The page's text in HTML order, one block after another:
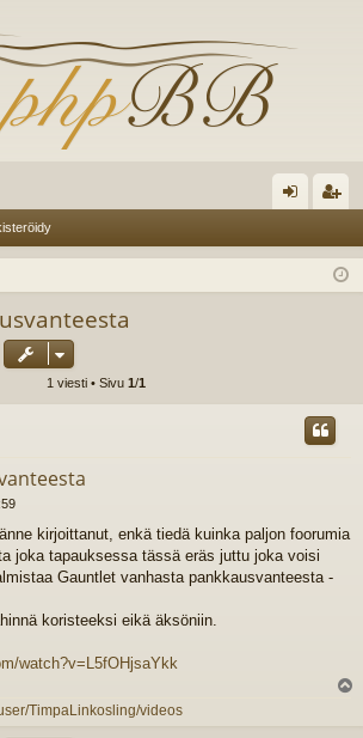
au ist
1 viesti • Sivu 1/1
kirjoittanut, enkä tiedä kuinka paljon foorumia
joka tapauksessa tässä eräs juttu joka voisi
Gauntlet vanhasta pankkausvanteesta -
koristeeksi eikä äksöniin.
watch?v=L5fOHjsaYkk
TimpaLinkosling/videos